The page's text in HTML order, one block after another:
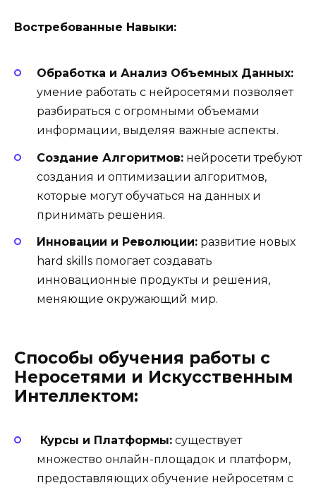
Востребованные Навыки:
Обработка и Анализ Объемных Данных:
умение работать с нейросетями позволяет
разбираться с огромными объемами
информации, выделяя важные аспекты.
Создание Алгоритмов: нейросети требуют
создания и оптимизации алгоритмов,
которые могут обучаться на данных и
принимать решения.
Инновации и Революции: развитие новых
hard skills помогает создавать
инновационные продукты и решения,
меняющие окружающий мир.
Способы обучения работы с
Неросетями и Искусственным
Интеллектом:
Курсы и Платформы: существует
множество онлайн-площадок и платформ,
предоставляющих обучение нейросетям с